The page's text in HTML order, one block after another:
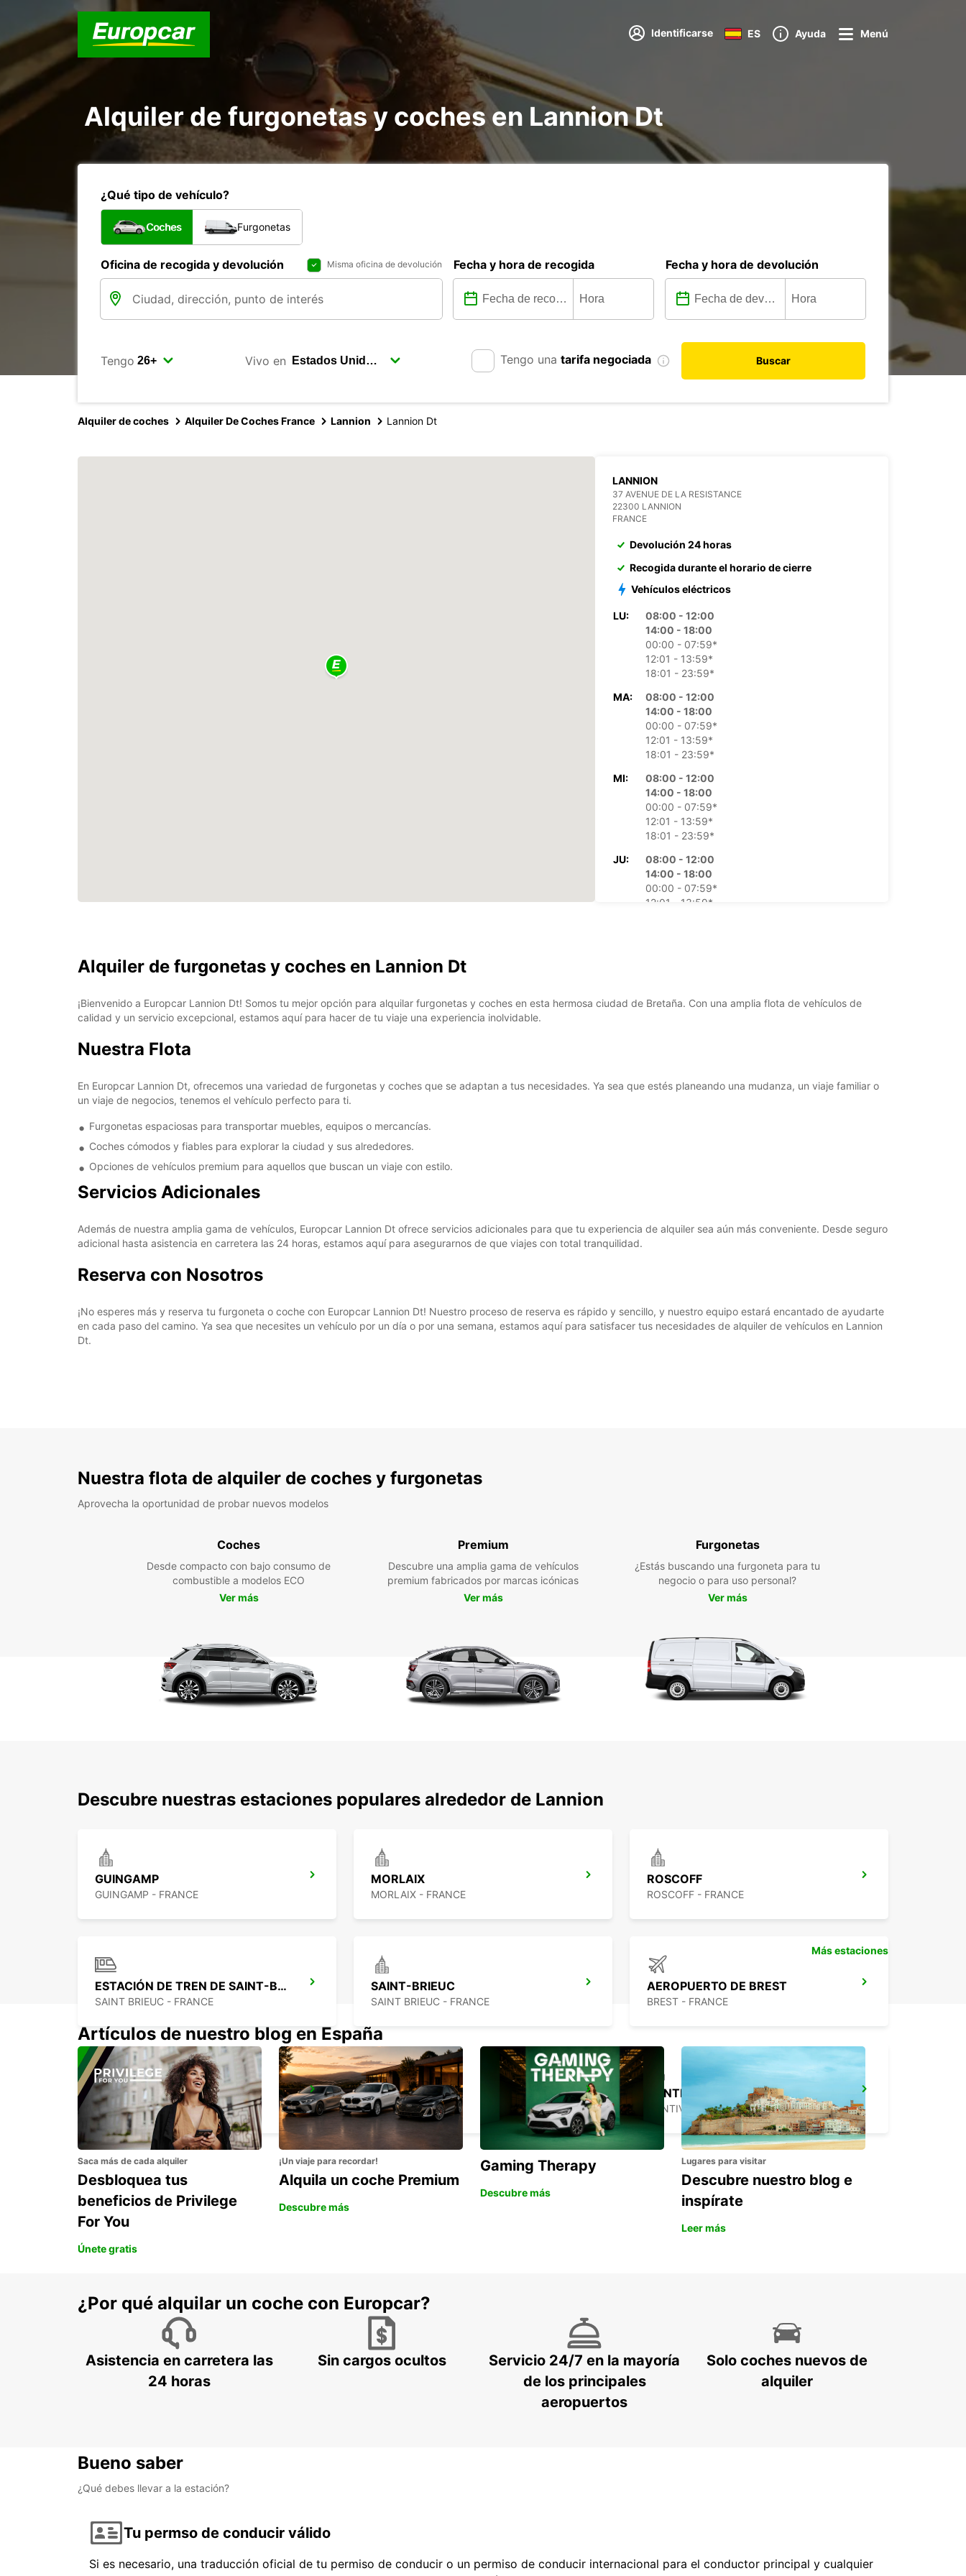
Identificarse ES Ayuda Menú
Alquiler de furgonetas y coches en Lannion Dt
¿Qué tipo de vehículo?
Coches Furgonetas
Oficina de recogida y devolución Misma oficina de devolución Fecha y hora de recogida Fecha y hora de devolución
Tengo Vivo en Tengo una tarifa negociada Buscar
Alquiler de coches Alquiler De Coches France Lannion Lannion Dt
LANNION
37 AVENUE DE LA RESISTANCE
22300 LANNION
FRANCE
Devolución 24 horas
Recogida durante el horario de cierre
Vehículos eléctricos
LU:
08:00 - 12:00
14:00 - 18:00
00:00 - 07:59*
12:01 - 13:59*
18:01 - 23:59*
MA:
08:00 - 12:00
14:00 - 18:00
00:00 - 07:59*
12:01 - 13:59*
18:01 - 23:59*
MI:
08:00 - 12:00
14:00 - 18:00
00:00 - 07:59*
12:01 - 13:59*
18:01 - 23:59*
JU:
08:00 - 12:00
14:00 - 18:00
00:00 - 07:59*
12:01 - 13:59*
18:01 - 23:59*
Alquiler de furgonetas y coches en Lannion Dt
¡Bienvenido a Europcar Lannion Dt! Somos tu mejor opción para alquilar furgonetas y coches en esta hermosa ciudad de Bretaña. Con una amplia flota de vehículos de
calidad y un servicio excepcional, estamos aquí para hacer de tu viaje una experiencia inolvidable.
Nuestra Flota
En Europcar Lannion Dt, ofrecemos una variedad de furgonetas y coches que se adaptan a tus necesidades. Ya sea que estés planeando una mudanza, un viaje familiar o
un viaje de negocios, tenemos el vehículo perfecto para ti.
Furgonetas espaciosas para transportar muebles, equipos o mercancías.
Coches cómodos y fiables para explorar la ciudad y sus alrededores.
Opciones de vehículos premium para aquellos que buscan un viaje con estilo.
Servicios Adicionales
Además de nuestra amplia gama de vehículos, Europcar Lannion Dt ofrece servicios adicionales para que tu experiencia de alquiler sea aún más conveniente. Desde seguro
adicional hasta asistencia en carretera las 24 horas, estamos aquí para asegurarnos de que viajes con total tranquilidad.
Reserva con Nosotros
¡No esperes más y reserva tu furgoneta o coche con Europcar Lannion Dt! Nuestro proceso de reserva es rápido y sencillo, y nuestro equipo estará encantado de ayudarte
en cada paso del camino. Ya sea que necesites un vehículo por un día o por una semana, estamos aquí para satisfacer tus necesidades de alquiler de vehículos en Lannion
Dt.
Nuestra flota de alquiler de coches y furgonetas
Aprovecha la oportunidad de probar nuevos modelos
Coches
Desde compacto con bajo consumo de
combustible a modelos ECO
Ver más
Premium
Descubre una amplia gama de vehículos
premium fabricados por marcas icónicas
Ver más
Furgonetas
¿Estás buscando una furgoneta para tu
negocio o para uso personal?
Ver más
Descubre nuestras estaciones populares alrededor de Lannion
GUINGAMP
GUINGAMP - FRANCE
MORLAIX
MORLAIX - FRANCE
ROSCOFF
ROSCOFF - FRANCE
ESTACIÓN DE TREN DE SAINT-BRIEUC
SAINT BRIEUC - FRANCE
SAINT-BRIEUC
SAINT BRIEUC - FRANCE
AEROPUERTO DE BREST
BREST - FRANCE
BREST GUIPAVAS
GUIPAVAS - FRANCE
BREST
BREST - FRANCE
PONTIVY
PONTIVY - FRANCE
Más estaciones
Artículos de nuestro blog en España
Saca más de cada alquiler
Desbloquea tus
beneficios de Privilege
For You
Únete gratis
¡Un viaje para recordar!
Alquila un coche Premium
Descubre más
Gaming Therapy
Descubre más
Lugares para visitar
Descubre nuestro blog e
inspírate
Leer más
¿Por qué alquilar un coche con Europcar?
Asistencia en carretera las
24 horas
Sin cargos ocultos
Servicio 24/7 en la mayoría
de los principales
aeropuertos
Solo coches nuevos de
alquiler
Bueno saber
¿Qué debes llevar a la estación?
Tu permso de conducir válido
Si es necesario, una traducción oficial de tu permiso de conducir o un permiso de conducir internacional para el conductor principal y cualquier